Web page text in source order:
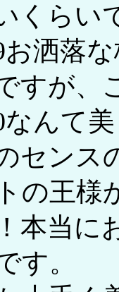
くらい
お洒落
すが、
なんて
センス
の王様
本当に
す。